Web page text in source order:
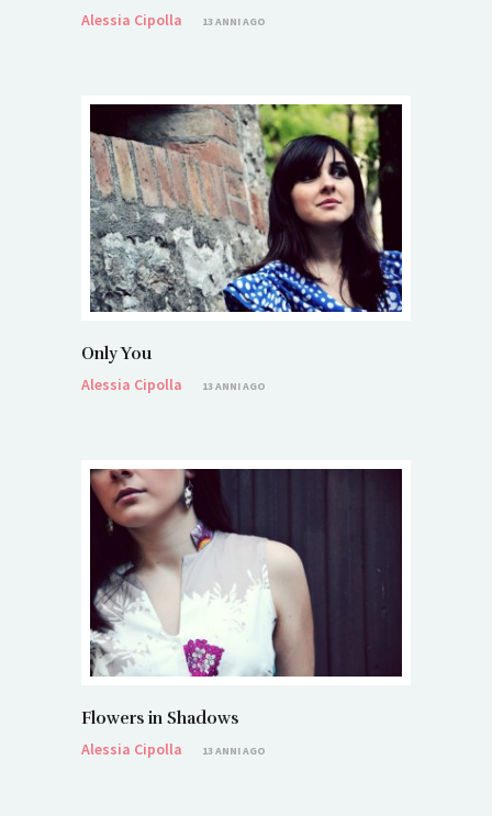
Alessia Cipolla
13 ANNI AGO
Only You
Alessia Cipolla
13 ANNI AGO
Flowers in Shadows
Alessia Cipolla
13 ANNI AGO